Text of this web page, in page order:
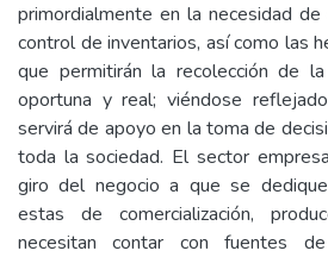
primordialmente en la necesidad
control de inventarios, así como las
que permitirán la recolección de la
oportuna y real; viéndose
servirá de apoyo en la toma de
toda la sociedad. El sector
giro del negocio a que se
estas de comercialización,
necesitan contar con fuentes